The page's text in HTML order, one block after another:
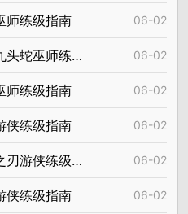
师练级指南 06-02
巫师练级指南 06-02
师练级指南 06-02
侠练级指南 06-02
侠练级指南 06-02
侠练级指南 06-02